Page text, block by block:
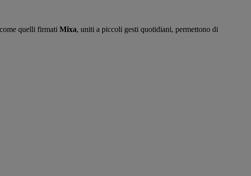
quelli firmati Mixa, uniti a piccoli gesti quotidiani, permettono di